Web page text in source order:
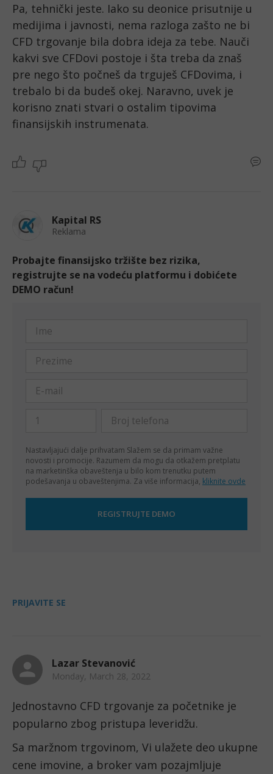
Pa, tehnički jeste. Iako su deonice prisutnije u
medijima i javnosti, nema razloga zašto ne bi
CFD trgovanje bila dobra ideja za tebe. Nauči
kakvi sve CFDovi postoje i šta treba da znaš
pre nego što počneš da trguješ CFDovima, i
trebalo bi da budeš okej. Naravno, uvek je
korisno znati stvari o ostalim tipovima
finansijskih instrumenata.
Kapital RS
Reklama
Probajte finansijsko tržište bez rizika,
registrujte se na vodeću platformu i dobićete
DEMO račun!
Nastavljajući dalje prihvatam Slažem se da primam važne
novosti i promocije. Razumem da mogu da otkažem pretplatu
na marketinška obaveštenja u bilo kom trenutku putem
podešavanja u obaveštenjima. Za više informacija, kliknite ovde
PRIJAVITE SE
Lazar Stevanović
Monday, March 28, 2022
Jednostavno CFD trgovanje za početnike je
popularno zbog pristupa leveridžu.
Sa maržnom trgovinom, Vi ulažete deo ukupne
cene imovine, a broker vam pozajmljuje